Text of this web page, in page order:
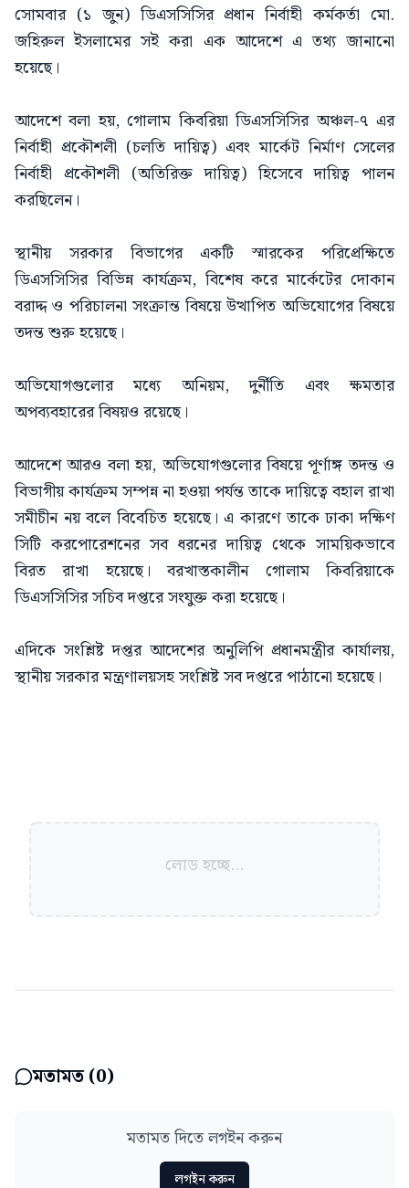
সোমবার (১ জুন) ডিএসসিসির প্রধান নির্বাহী কর্মকর্তা মো.
জহিরুল ইসলামের সই করা এক আদেশে এ তথ্য জানানো
হয়েছে।
আদেশে বলা হয়, গোলাম কিবরিয়া ডিএসসিসির অঞ্চল-৭ এর
নির্বাহী প্রকৌশলী (চলতি দায়িত্ব) এবং মার্কেট নির্মাণ সেলের
নির্বাহী প্রকৌশলী (অতিরিক্ত দায়িত্ব) হিসেবে দায়িত্ব পালন
করছিলেন।
স্থানীয় সরকার বিভাগের একটি স্মারকের পরিপ্রেক্ষিতে
ডিএসসিসির বিভিন্ন কার্যক্রম, বিশেষ করে মার্কেটের দোকান
বরাদ্দ ও পরিচালনা সংক্রান্ত বিষয়ে উত্থাপিত অভিযোগের বিষয়ে
তদন্ত শুরু হয়েছে।
অভিযোগগুলোর মধ্যে অনিয়ম, দুর্নীতি এবং ক্ষমতার
অপব্যবহারের বিষয়ও রয়েছে।
আদেশে আরও বলা হয়, অভিযোগগুলোর বিষয়ে পূর্ণাঙ্গ তদন্ত ও
বিভাগীয় কার্যক্রম সম্পন্ন না হওয়া পর্যন্ত তাকে দায়িত্বে বহাল রাখা
সমীচীন নয় বলে বিবেচিত হয়েছে। এ কারণে তাকে ঢাকা দক্ষিণ
সিটি করপোরেশনের সব ধরনের দায়িত্ব থেকে সাময়িকভাবে
বিরত রাখা হয়েছে। বরখাস্তকালীন গোলাম কিবরিয়াকে
ডিএসসিসির সচিব দপ্তরে সংযুক্ত করা হয়েছে।
এদিকে সংশ্লিষ্ট দপ্তর আদেশের অনুলিপি প্রধানমন্ত্রীর কার্যালয়,
স্থানীয় সরকার মন্ত্রণালয়সহ সংশ্লিষ্ট সব দপ্তরে পাঠানো হয়েছে।
লোড হচ্ছে...
মতামত (0)
মতামত দিতে লগইন করুন
লগইন করুন